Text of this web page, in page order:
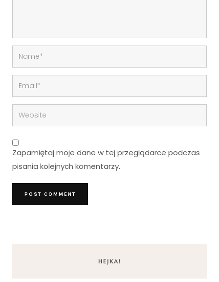
Zapamiętaj moje dane w tej przeglądarce podczas
pisania kolejnych komentarzy.
HEJKA!